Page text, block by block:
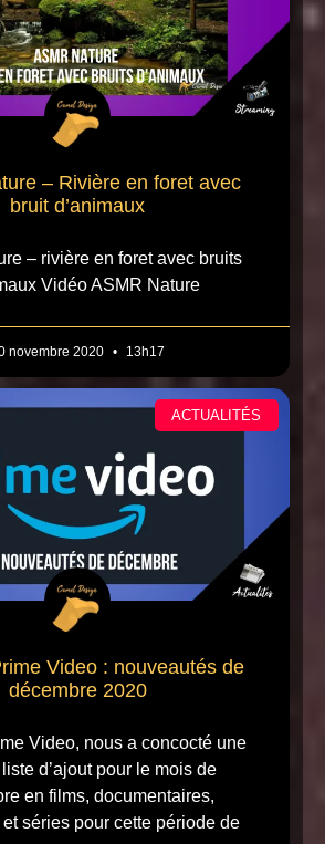
– Rivière en foret avec
bruit d’animaux
– rivière en foret avec bruits
Vidéo ASMR Nature
novembre 2020 13h17
ACTUALITÉS
Video : nouveautés de
décembre 2020
Video, nous a concocté une
d’ajout pour le mois de
en films, documentaires,
séries pour cette période de